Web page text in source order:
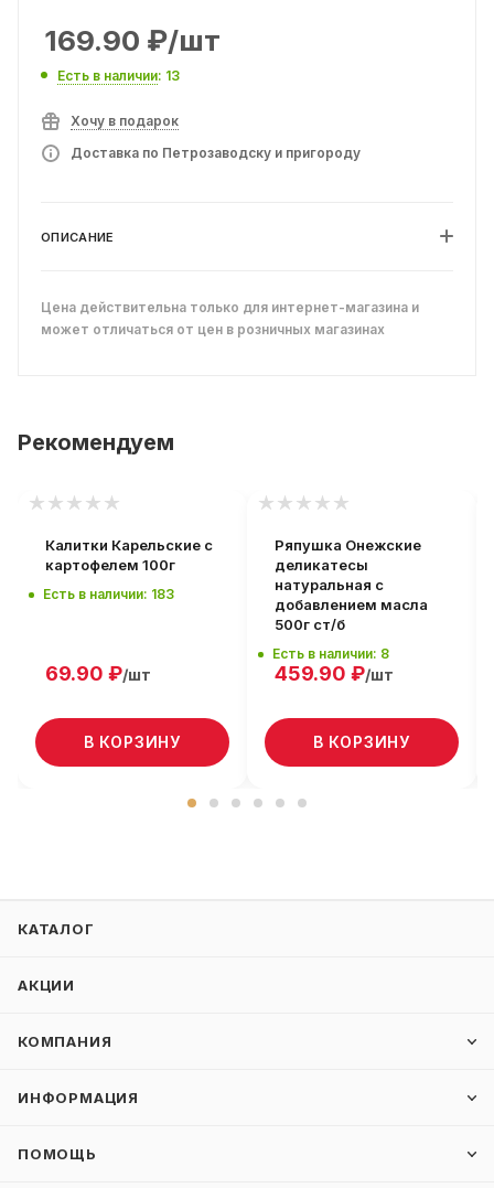
169.90 ₽/шт
Есть в наличии: 13
Хочу в подарок
Доставка по Петрозаводску и пригороду
ОПИСАНИЕ
Цена действительна только для интернет-магазина и
может отличаться от цен в розничных магазинах
Рекомендуем
Калитки Карельские с
картофелем 100г
Есть в наличии: 183
69.90 ₽/шт
В КОРЗИНУ
Ряпушка Онежские
деликатесы
натуральная с
добавлением масла
500г ст/б
Есть в наличии: 8
459.90 ₽/шт
В КОРЗИНУ
КАТАЛОГ
АКЦИИ
КОМПАНИЯ
ИНФОРМАЦИЯ
ПОМОЩЬ